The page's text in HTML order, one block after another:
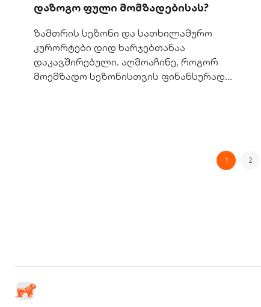
დაზოგო ფული მომზადებისას?
ზამთრის სეზონი და სათხილამურო
კურორტები დიდ ხარჯებთანაა
დაკავშირებული. აღმოაჩინე, როგორ
მოემზადო სეზონისთვის ფინანსურად
1 2